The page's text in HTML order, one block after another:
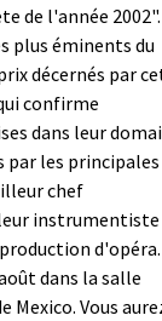
de l'année 2002".
plus éminents du
décernés par
confirme
dans leur
par les principales
chef
instrumentiste
d'opéra.
dans la salle
Mexico. Vous